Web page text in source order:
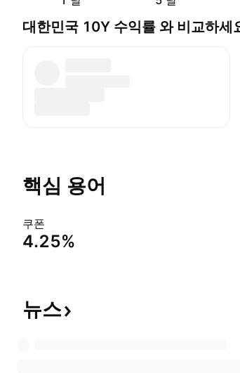
대한민국 10Y 수익률 와 비교하세
핵심 용어
쿠폰
4.25%
뉴스